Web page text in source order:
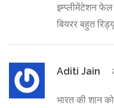
इम्प्लीमेंटेशन फेल
बियरर बहुत
Aditi Jain
भारत की शान